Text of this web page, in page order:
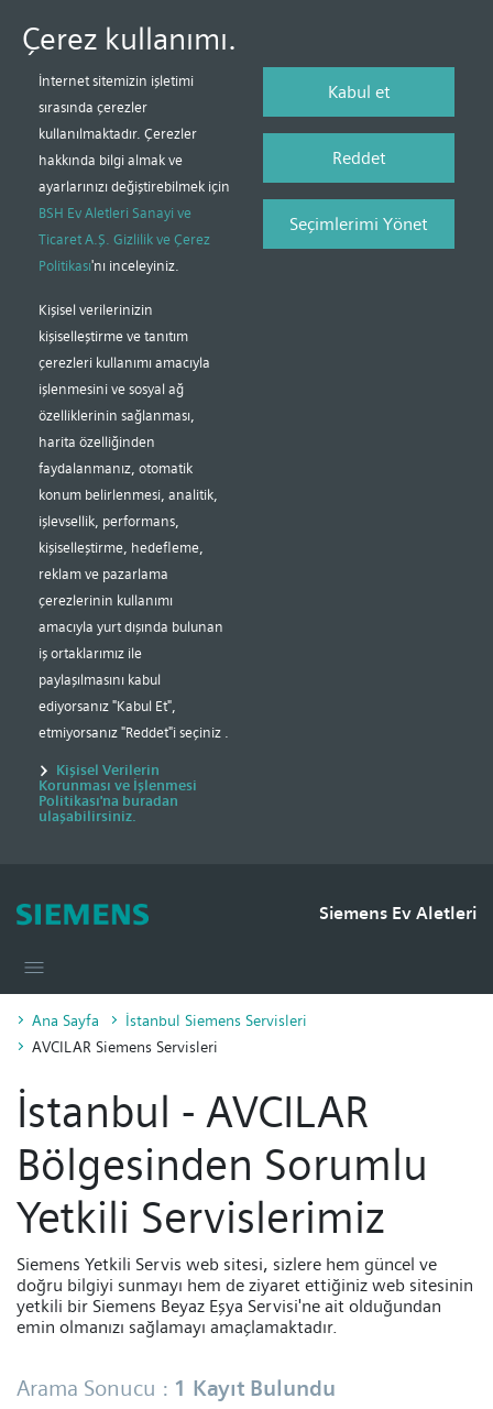
Çerez kullanımı.
İnternet sitemizin işletimi
sırasında çerezler
kullanılmaktadır. Çerezler
hakkında bilgi almak ve
ayarlarınızı değiştirebilmek için
BSH Ev Aletleri Sanayi ve
Ticaret A.Ş. Gizlilik ve Çerez
Politikası'nı inceleyiniz.
Kişisel verilerinizin
kişiselleştirme ve tanıtım
çerezleri kullanımı amacıyla
işlenmesini ve sosyal ağ
özelliklerinin sağlanması,
harita özelliğinden
faydalanmanız, otomatik
konum belirlenmesi, analitik,
işlevsellik, performans,
kişiselleştirme, hedefleme,
reklam ve pazarlama
çerezlerinin kullanımı
amacıyla yurt dışında bulunan
iş ortaklarımız ile
paylaşılmasını kabul
ediyorsanız "Kabul Et",
etmiyorsanız "Reddet"i seçiniz .
Kişisel Verilerin
Korunması ve İşlenmesi
Politikası'na buradan
ulaşabilirsiniz.
Kabul et
Reddet
Seçimlerimi Yönet
çerezler
Gerekli Temel Çerezler - Analiz çerezleri ve İşlevsellik çerezleri
Performans, Kişiselleştirme, Hedefleme, Reklam ve Pazarlama
çerezleri
Kişiselleştirme, Hedefleme, Reklam, Pazarlama ve 3. Parti
Çerezleri
Siemens Ev Aletleri
Ana Sayfa
İstanbul Siemens Servisleri
AVCILAR Siemens Servisleri
İstanbul - AVCILAR
Bölgesinden Sorumlu
Yetkili Servislerimiz
Siemens Yetkili Servis web sitesi, sizlere hem güncel ve
doğru bilgiyi sunmayı hem de ziyaret ettiğiniz web sitesinin
yetkili bir Siemens Beyaz Eşya Servisi'ne ait olduğundan
emin olmanızı sağlamayı amaçlamaktadır.
Arama Sonucu : 1 Kayıt Bulundu